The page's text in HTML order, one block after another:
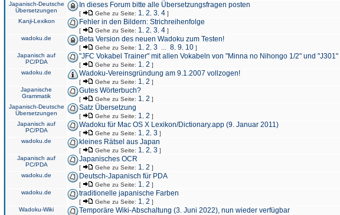
Japanisch-Deutsche
Übersetzungen
In dieses Forum bitte alle Übersetzungsfragen posten
[ Gehe zu Seite: 1 2 3 4 ]
Kanji-Lexikon Fehler in den Bildern: Strichreihenfolge
[ Gehe zu Seite: 1 2 3 4 ]
wadoku.de Beta Version des neuen Wadoku zum Testen!
[ Gehe zu Seite: 1 2 3 8 9 10 ]
Japanisch auf
PC/PDA
"JFC Vokabel Trainer" mit allen Vokabeln von "Minna no Nihongo 1/2" und "J301"
[ Gehe zu Seite: 1 2 ]
wadoku.de Wadoku-Vereinsgründung am 9.1.2007 vollzogen!
[ Gehe zu Seite: 1 2 ]
Japanische
Grammatik
Gutes Wörterbuch?
[ Gehe zu Seite: 1 2 ]
Japanisch-Deutsche
Übersetzungen
Satz Übersetzung
[ Gehe zu Seite: 1 2 ]
Japanisch auf
PC/PDA
Wadoku für Mac OS X Lexikon/Dictionary.app (9. Januar 2011)
[ Gehe zu Seite: 1 2 3 ]
wadoku.de kleines Rätsel aus Japan
[ Gehe zu Seite: 1 2 3 ]
Japanisch auf
PC/PDA
Japanisches OCR
[ Gehe zu Seite: 1 2 ]
wadoku.de Deutsch-Japanisch für PDA
[ Gehe zu Seite: 1 2 ]
wadoku.de traditionelle japanische Farben
[ Gehe zu Seite: 1 2 ]
Wadoku-Wiki Temporäre Wiki-Abschaltung (3. Juni 2022), nun wieder verfügbar